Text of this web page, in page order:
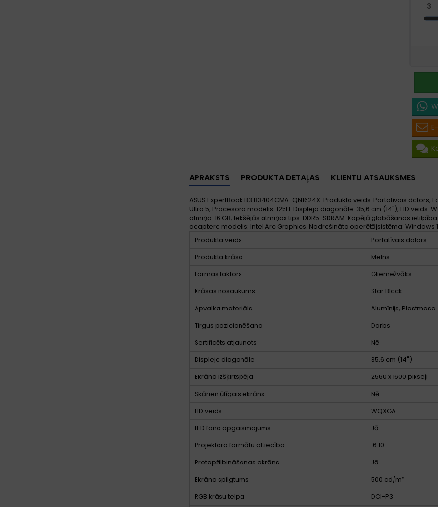
APRAKSTS PRODUKTA DETAĻAS KLIENTU ATSAUKSMES
ASUS ExpertBook B3 B3404CMA-QN1624X. Produkta veids: Portatīvais
Ultra 5, Procesora modelis: 125H. Displeja diagonāle: 35,6 cm (14"), HD veids:
atmiņa: 16 GB, Iekšējās atmiņas tips: DDR5-SDRAM. Kopējā glabāšanas
adaptera modelis: Intel Arc Graphics. Nodrošināta operētājsistēma: Windows
Produkta veids
Portatīvais dators
Produkta krāsa
Melns
Formas faktors
Gliemežvāks
Krāsas nosaukums
Star Black
Apvalka materiāls
Alumīnijs, Plastmasa
Tirgus pozicionēšana
Darbs
Sertificēts atjaunots
Nē
Displeja diagonāle
35,6 cm (14")
Ekrāna izšķirtspēja
2560 x 1600 pikseļi
Skārienjūtīgais ekrāns
Nē
HD veids
WQXGA
LED fona apgaismojums
Jā
Projektora formātu attiecība
16:10
Pretapžilbināšanas ekrāns
Jā
Ekrāna spilgtums
500 cd/m²
RGB krāsu telpa
DCI-P3